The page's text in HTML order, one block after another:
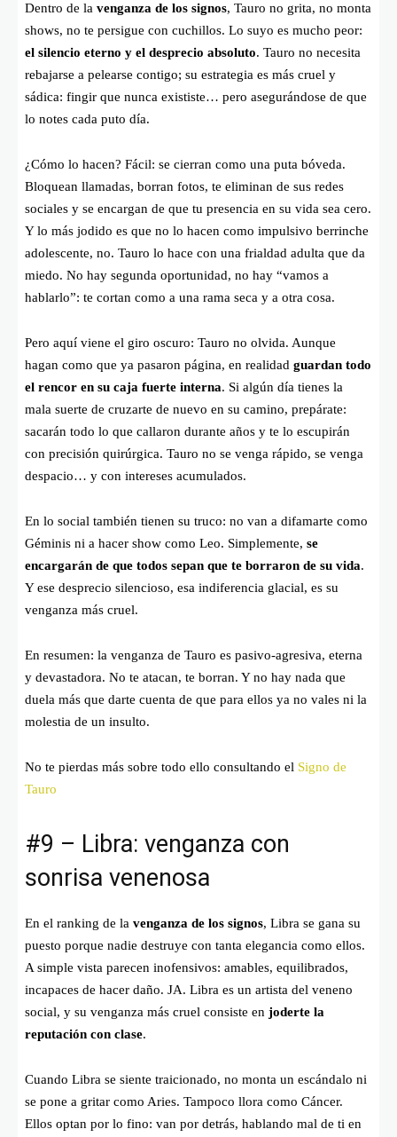
Dentro de la venganza de los signos, Tauro no grita, no monta
shows, no te persigue con cuchillos. Lo suyo es mucho peor:
el silencio eterno y el desprecio absoluto. Tauro no necesita
rebajarse a pelearse contigo; su estrategia es más cruel y
sádica: fingir que nunca exististe… pero asegurándose de que
lo notes cada puto día.
¿Cómo lo hacen? Fácil: se cierran como una puta bóveda.
Bloquean llamadas, borran fotos, te eliminan de sus redes
sociales y se encargan de que tu presencia en su vida sea cero.
Y lo más jodido es que no lo hacen como impulsivo berrinche
adolescente, no. Tauro lo hace con una frialdad adulta que da
miedo. No hay segunda oportunidad, no hay “vamos a
hablarlo”: te cortan como a una rama seca y a otra cosa.
Pero aquí viene el giro oscuro: Tauro no olvida. Aunque
hagan como que ya pasaron página, en realidad guardan todo
el rencor en su caja fuerte interna. Si algún día tienes la
mala suerte de cruzarte de nuevo en su camino, prepárate:
sacarán todo lo que callaron durante años y te lo escupirán
con precisión quirúrgica. Tauro no se venga rápido, se venga
despacio… y con intereses acumulados.
En lo social también tienen su truco: no van a difamarte como
Géminis ni a hacer show como Leo. Simplemente, se
encargarán de que todos sepan que te borraron de su vida.
Y ese desprecio silencioso, esa indiferencia glacial, es su
venganza más cruel.
En resumen: la venganza de Tauro es pasivo-agresiva, eterna
y devastadora. No te atacan, te borran. Y no hay nada que
duela más que darte cuenta de que para ellos ya no vales ni la
molestia de un insulto.
No te pierdas más sobre todo ello consultando el Signo de
Tauro
#9 – Libra: venganza con
sonrisa venenosa
En el ranking de la venganza de los signos, Libra se gana su
puesto porque nadie destruye con tanta elegancia como ellos.
A simple vista parecen inofensivos: amables, equilibrados,
incapaces de hacer daño. JA. Libra es un artista del veneno
social, y su venganza más cruel consiste en joderte la
reputación con clase.
Cuando Libra se siente traicionado, no monta un escándalo ni
se pone a gritar como Aries. Tampoco llora como Cáncer.
Ellos optan por lo fino: van por detrás, hablando mal de ti en